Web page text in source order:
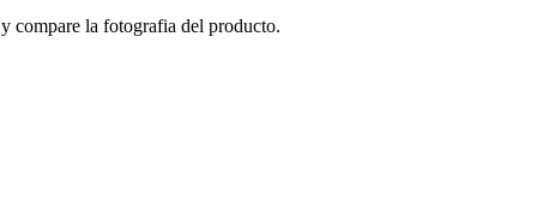
compare la fotografia del producto.